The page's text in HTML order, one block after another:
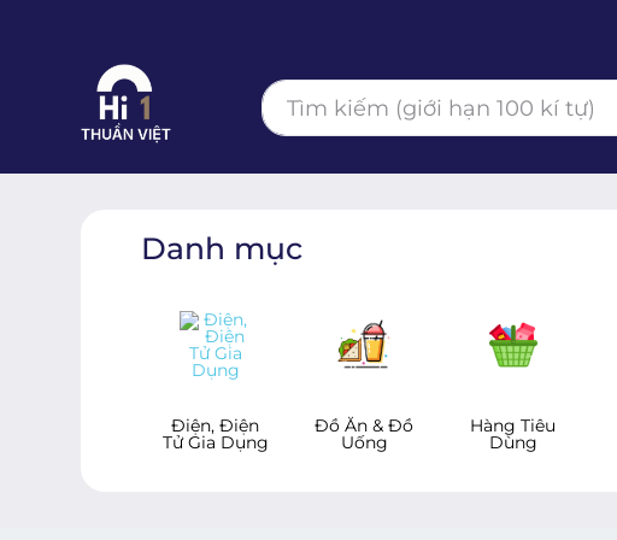
Danh mục
Điện, Điện
Tử Gia Dụng
Đồ Ăn & Đồ
Uống
Hàng Tiêu
Dùng